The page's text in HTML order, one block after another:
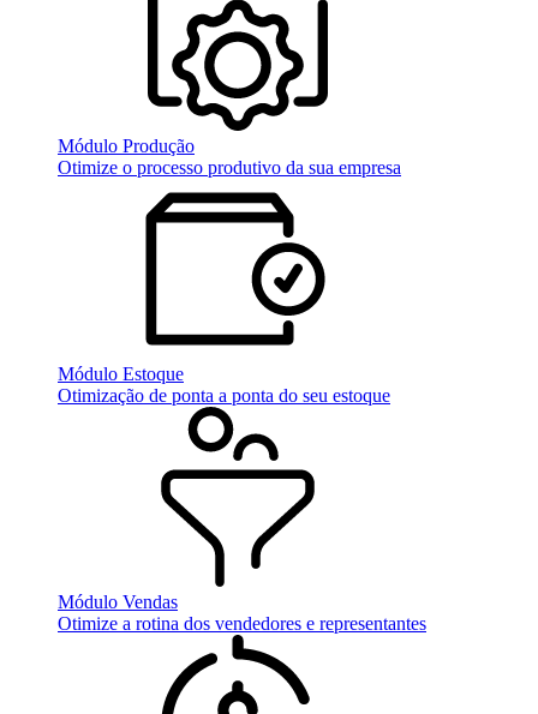
Módulo Produção
Otimize o processo produtivo da sua empresa
Módulo Estoque
Otimização de ponta a ponta do seu estoque
Módulo Vendas
Otimize a rotina dos vendedores e representantes